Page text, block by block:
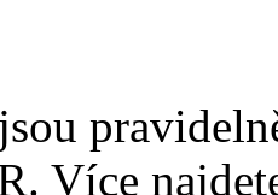
Více